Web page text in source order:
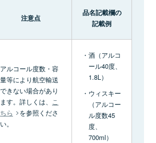
注意点
品名記載欄の
記載例
アルコール度数・容
量等により航空輸送
できない場合があり
ます。詳しくは、
こ
ちら
を参照くださ
い。
酒（アルコ
ール40度、
1.8L）
ウィスキー
（アルコー
ル度数45
度、
700ml）